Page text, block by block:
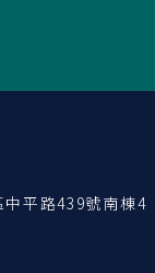
平路439號南棟4